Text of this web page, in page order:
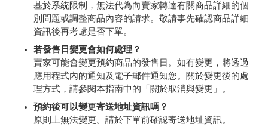
基於系統限制，無法代為向賣家轉達有關商品詳細的個
別問題或調整商品內容的請求。敬請事先確認商品詳細
資訊後再考慮是否下單。
若發售日變更會如何處理？
賣家可能會變更預約商品的發售日。如有變更，將透過
應用程式內的通知及電子郵件通知您。關於變更後的處
理方式，請參閱本指南中的「關於取消與變更」。
預約後可以變更寄送地址資訊嗎？
原則上無法變更。請於下單前確認寄送地址資訊。